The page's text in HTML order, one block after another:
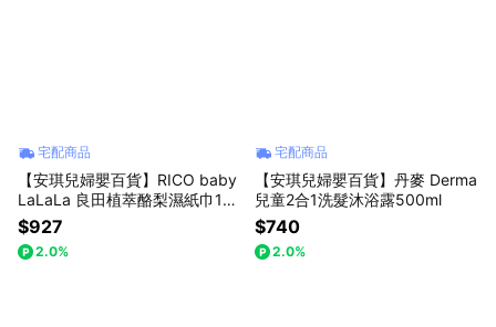
宅配商品
【安琪兒婦嬰百貨】RICO baby
LaLaLa 良田植萃酪梨濕紙巾10
0抽X10包/箱
$927
2.0%
宅配商品
【安琪兒婦嬰百貨】丹麥 Derma
兒童2合1洗髮沐浴露500ml
$740
2.0%